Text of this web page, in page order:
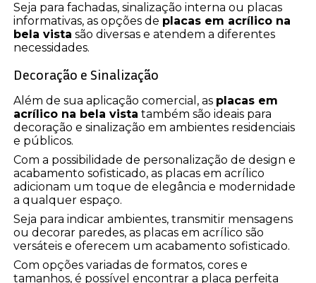
Seja para fachadas, sinalização interna ou placas
informativas, as opções de placas em acrílico na
bela vista são diversas e atendem a diferentes
necessidades.
Decoração e Sinalização
Além de sua aplicação comercial, as placas em
acrílico na bela vista também são ideais para
decoração e sinalização em ambientes residenciais
e públicos.
Com a possibilidade de personalização de design e
acabamento sofisticado, as placas em acrílico
adicionam um toque de elegância e modernidade
a qualquer espaço.
Seja para indicar ambientes, transmitir mensagens
ou decorar paredes, as placas em acrílico são
versáteis e oferecem um acabamento sofisticado.
Com opções variadas de formatos, cores e
tamanhos, é possível encontrar a placa perfeita